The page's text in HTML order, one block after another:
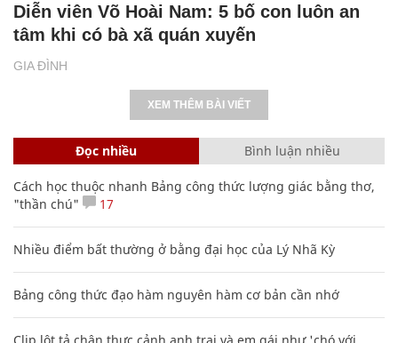
GIA ĐÌNH
Diễn viên Võ Hoài Nam: 5 bố con luôn an
tâm khi có bà xã quán xuyến
XEM THÊM BÀI VIẾT
Đọc nhiều Bình luận nhiều
Cách học thuộc nhanh Bảng công thức lượng giác bằng thơ,
"thần chú"
17
Nhiều điểm bất thường ở bằng đại học của Lý Nhã Kỳ
Bảng công thức đạo hàm nguyên hàm cơ bản cần nhớ
Clip lột tả chân thực cảnh anh trai và em gái như 'chó với